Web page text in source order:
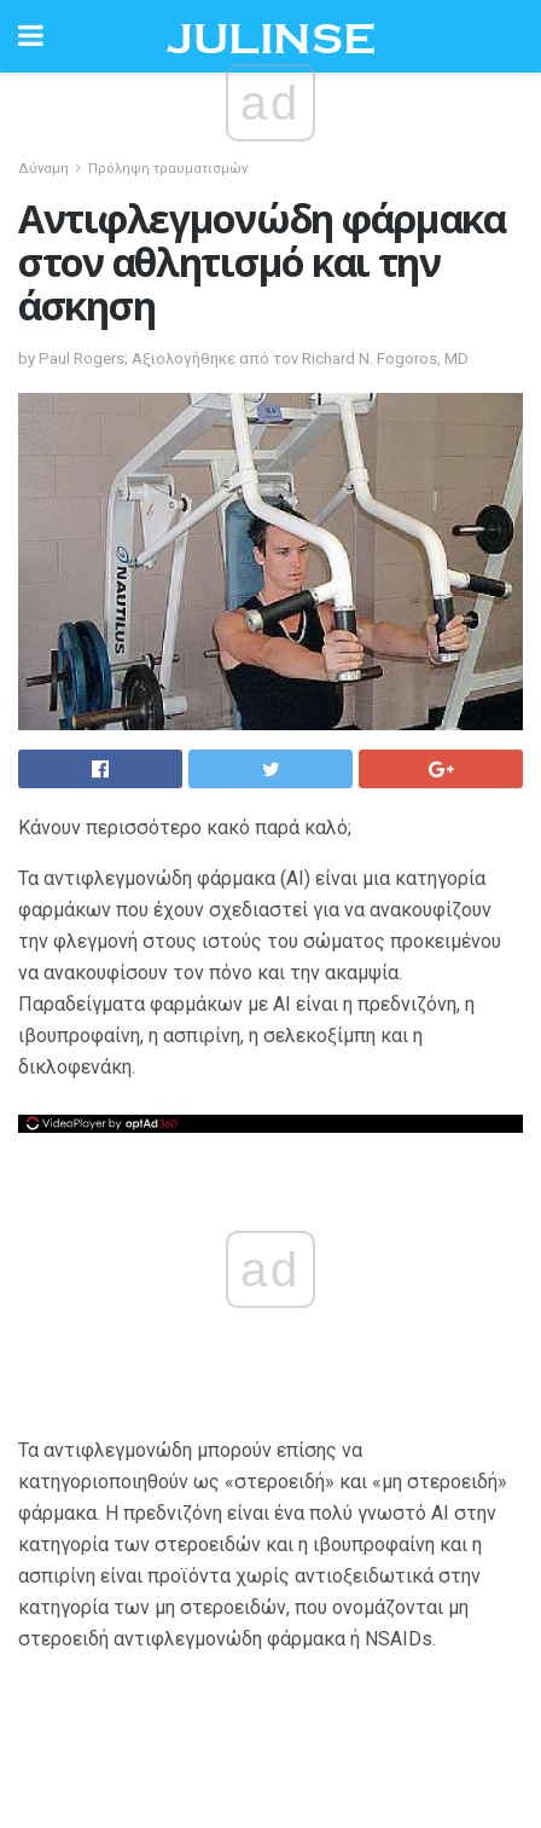
ad
Δύναμη Πρόληψη τραυματισμών
Αντιφλεγμονώδη φάρμακα
στον αθλητισμό και την
άσκηση
by Paul Rogers; Αξιολογήθηκε από τον Richard N. Fogoros, MD
Κάνουν περισσότερο κακό παρά καλό;
Τα αντιφλεγμονώδη φάρμακα (ΑΙ) είναι μια κατηγορία
φαρμάκων που έχουν σχεδιαστεί για να ανακουφίζουν
την φλεγμονή στους ιστούς του σώματος προκειμένου
να ανακουφίσουν τον πόνο και την ακαμψία.
Παραδείγματα φαρμάκων με ΑΙ είναι η πρεδνιζόνη, η
ιβουπροφαίνη, η ασπιρίνη, η σελεκοξίμπη και η
δικλοφενάκη.
ad
Τα αντιφλεγμονώδη μπορούν επίσης να
κατηγοριοποιηθούν ως «στεροειδή» και «μη στεροειδή»
φάρμακα. Η πρεδνιζόνη είναι ένα πολύ γνωστό ΑΙ στην
κατηγορία των στεροειδών και η ιβουπροφαίνη και η
ασπιρίνη είναι προϊόντα χωρίς αντιοξειδωτικά στην
κατηγορία των μη στεροειδών, που ονομάζονται μη
στεροειδή αντιφλεγμονώδη φάρμακα ή NSAIDs.